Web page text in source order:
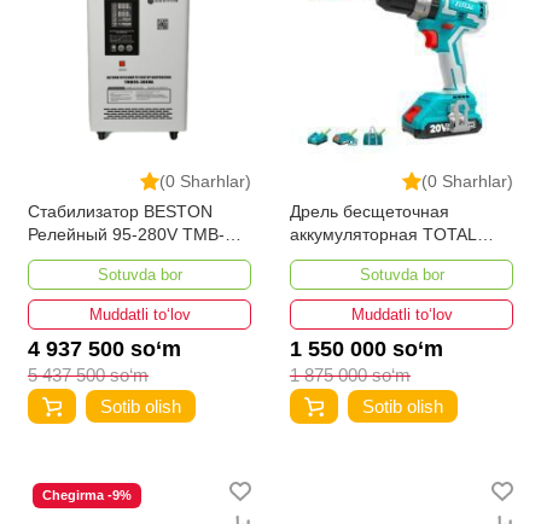
(0 Sharhlar)
Стабилизатор BESTON
Релейный 95-280V TMB-
30000VA
Sotuvda bor
Muddatli to‘lov
4 937 500 so‘m
5 437 500 so‘m
Sotib olish
(0 Sharhlar)
Дрель бесщеточная
аккумуляторная TOTAL
TIDLI20608
Sotuvda bor
Muddatli to‘lov
1 550 000 so‘m
1 875 000 so‘m
Sotib olish
Chegirma -9%